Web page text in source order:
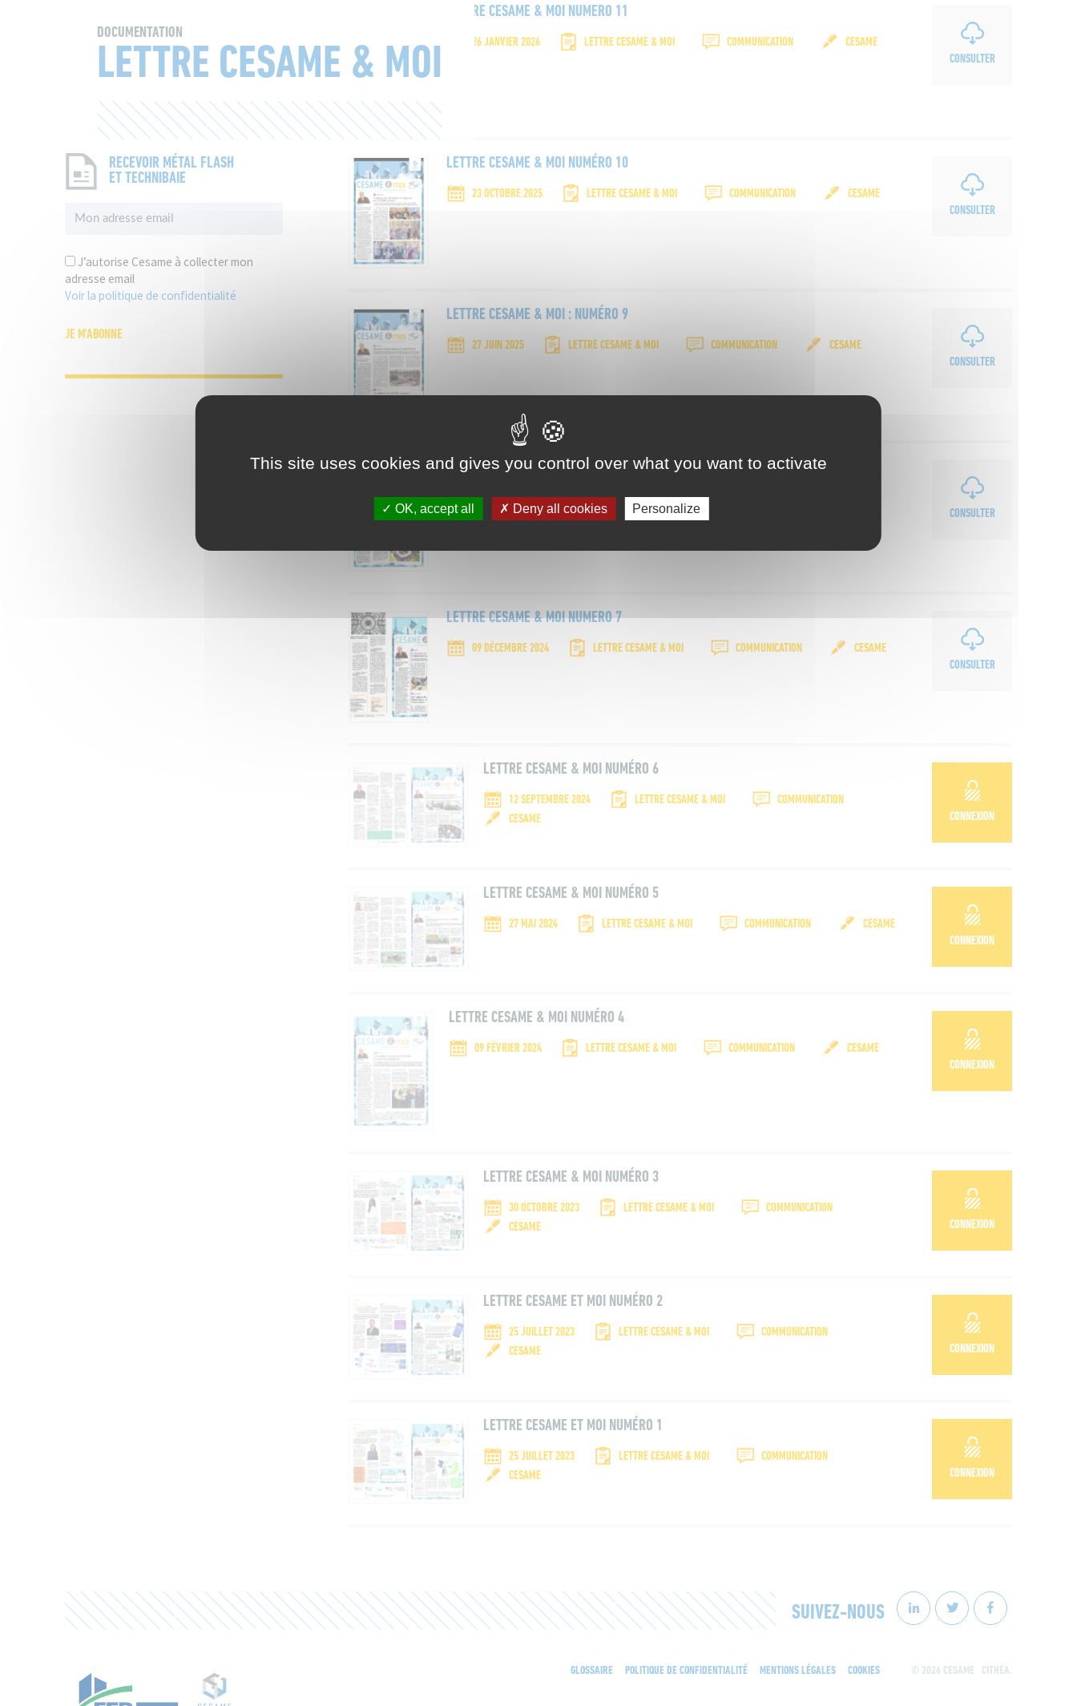
DOCUMENTATION
LETTRE CESAME & MOI
RECEVOIR MÉTAL FLASH
ET TECHNIBAIE
J’autorise Cesame à collecter mon
adresse email
Voir la politique de confidentialité
LETTRE CESAME & MOI NUMERO 11
26 JANVIER 2026 LETTRE CESAME & MOI COMMUNICATION
CESAME
CONSULTER
LETTRE CESAME & MOI NUMÉRO 10
23 OCTOBRE 2025 LETTRE CESAME & MOI COMMUNICATION
CESAME
CONSULTER
LETTRE CESAME & MOI : NUMÉRO 9
27 JUIN 2025 LETTRE CESAME & MOI COMMUNICATION
CESAME
CONSULTER
LETTRE CESAME NUMÉRO 8
20 MARS 2025 LETTRE CESAME & MOI
CONSULTER
LETTRE CESAME & MOI NUMERO 7
09 DÉCEMBRE 2024 LETTRE CESAME & MOI COMMUNICATION
CESAME
CONSULTER
LETTRE CESAME & MOI NUMÉRO 6
12 SEPTEMBRE 2024 LETTRE CESAME & MOI
COMMUNICATION
CESAME
CONNEXION
LETTRE CESAME & MOI NUMÉRO 5
27 MAI 2024 LETTRE CESAME & MOI COMMUNICATION
CESAME
CONNEXION
LETTRE CESAME & MOI NUMÉRO 4
09 FÉVRIER 2024 LETTRE CESAME & MOI COMMUNICATION
CESAME
CONNEXION
LETTRE CESAME & MOI NUMÉRO 3
30 OCTOBRE 2023 LETTRE CESAME & MOI
COMMUNICATION
CESAME
CONNEXION
LETTRE CESAME ET MOI NUMÉRO 2
25 JUILLET 2023 LETTRE CESAME & MOI
COMMUNICATION
CESAME
CONNEXION
LETTRE CESAME ET MOI NUMÉRO 1
25 JUILLET 2023 LETTRE CESAME & MOI
COMMUNICATION
CESAME
CONNEXION
SUIVEZ-NOUS
GLOSSAIRE POLITIQUE DE CONFIDENTIALITÉ MENTIONS LÉGALES COOKIES © 2026 CESAME CITHÉA.
This site uses cookies and gives you control over what you want to activate
OK, accept all Deny all cookies Personalize